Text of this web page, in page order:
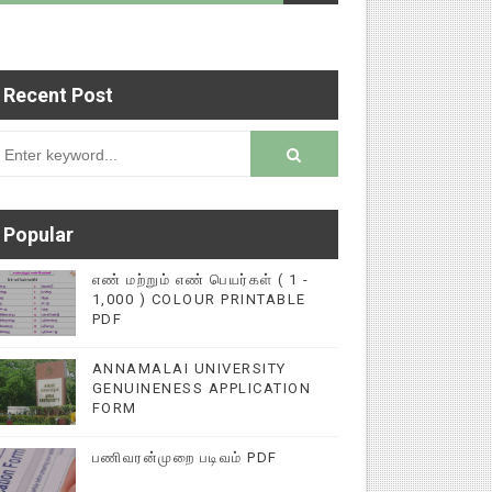
மின்னல் கல்விச் செய்தி
Recent Post
Popular
எண் மற்றும் எண் பெயர்கள் ( 1 -
1,000 ) COLOUR PRINTABLE
PDF
ANNAMALAI UNIVERSITY
GENUINENESS APPLICATION
FORM
பணிவரன்முறை படிவம் PDF